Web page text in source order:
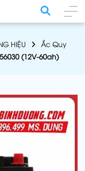
HIỆU
Ắc Quy
(12V-60ah)